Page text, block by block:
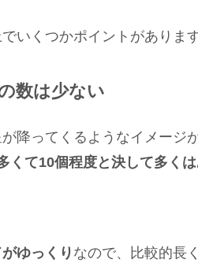
いくつかポイントがあります
数は少ない
降ってくるようなイメージ
くて10個程度と決して多く
ゆっくりなので、比較的長